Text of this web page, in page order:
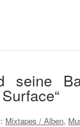
seine
Mixtapes / Alben,